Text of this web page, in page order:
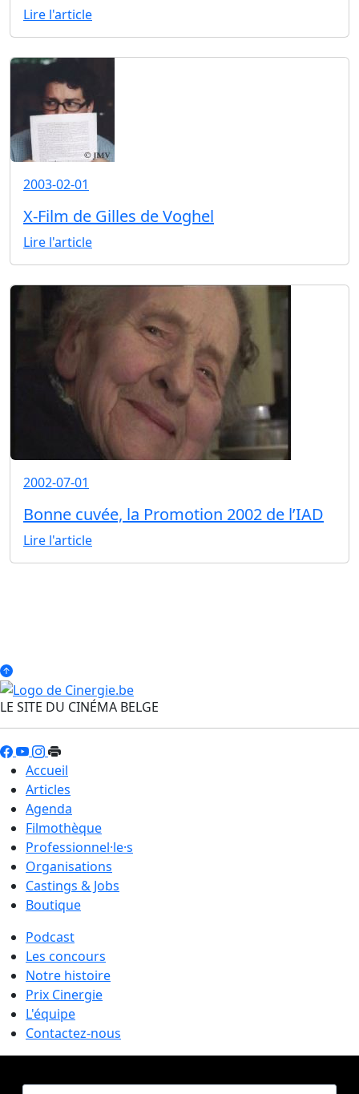
Lire l'article
2003-02-01
X-Film de Gilles de Voghel
Lire l'article
2002-07-01
Bonne cuvée, la Promotion 2002 de l’IAD
Lire l'article
LE SITE DU CINÉMA BELGE
Accueil
Articles
Agenda
Filmothèque
Professionnel·le·s
Organisations
Castings & Jobs
Boutique
Podcast
Les concours
Notre histoire
Prix Cinergie
L'équipe
Contactez-nous